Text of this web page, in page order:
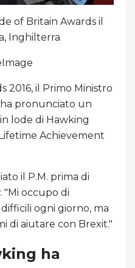
of Britain Awards il
Inghilterra
2016, il Primo Ministro
pronunciato un
lode di Hawking
Achievement
il P.M. prima di
occupo di
ogni giorno, ma
di aiutare con Brexit."
ha